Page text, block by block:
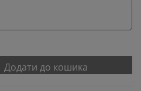
Додати до кошика